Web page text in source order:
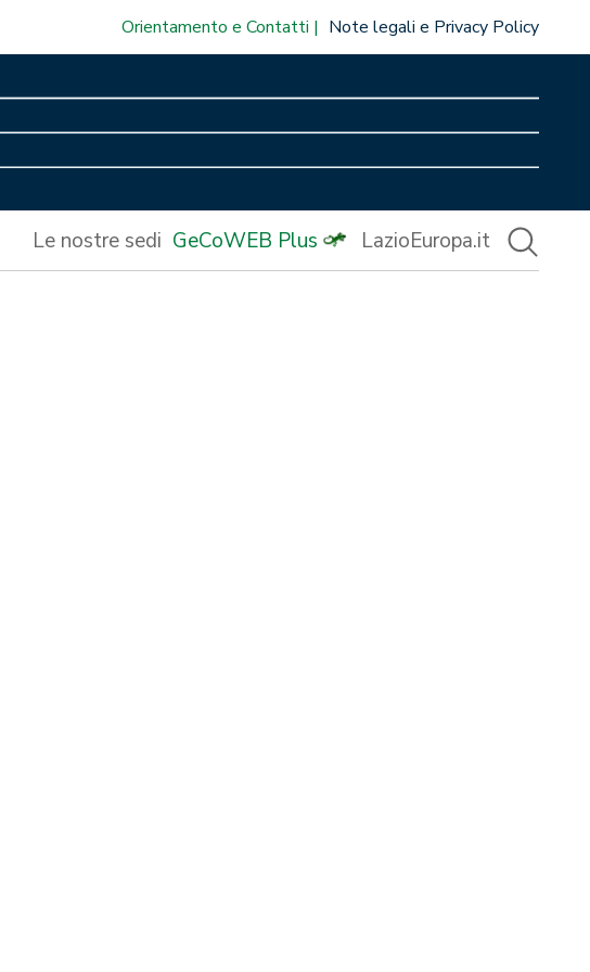
Orientamento e Contatti Note legali e Privacy Policy
Le nostre sedi GeCoWEB Plus LazioEuropa.it